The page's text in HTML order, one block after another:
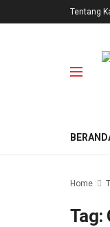
Tentang
Home
Tag: